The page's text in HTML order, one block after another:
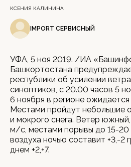
КСЕНИЯ КАЛИНИНА
IMPORT СЕРВИСНЫЙ
УФА, 5 ноя 2019. /ИА
Башкортостана
республики об усилении
синоптиков, с 20.00 часов 5
6 ноября в регионе ожидается
Местами пройдут небольшие
и мокрого снега. Ветер
м/с, местами порывы до 15-
воздуха ночью составит +3,-2
днем +2,+7.